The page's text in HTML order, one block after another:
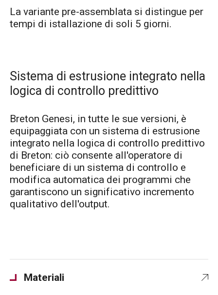
La variante pre-assemblata si distingue per
tempi di istallazione di soli 5 giorni.
Sistema di estrusione integrato nella
logica di controllo predittivo
Breton Genesi, in tutte le sue versioni, è
equipaggiata con un sistema di estrusione
integrato nella logica di controllo predittivo
di Breton: ciò consente all'operatore di
beneficiare di un sistema di controllo e
modifica automatica dei programmi che
garantiscono un significativo incremento
qualitativo dell'output.
Materiali